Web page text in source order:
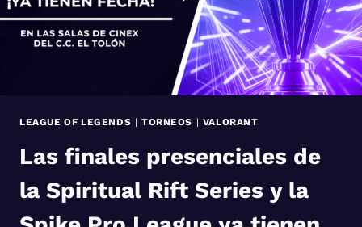
DE
LOL
Y
LEAGUE OF LEGENDS | TORNEOS | VALORANT
Las finales presenciales de
la Spiritual Rift Series y la